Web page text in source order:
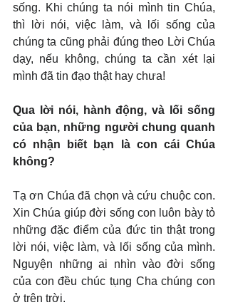
sống. Khi chúng ta nói mình tin Chúa,
thì lời nói, việc làm, và lối sống của
chúng ta cũng phải đúng theo Lời Chúa
dạy, nếu không, chúng ta cần xét lại
mình đã tin đạo thật hay chưa!
Qua lời nói, hành động, và lối sống
của bạn, những người chung quanh
có nhận biết bạn là con cái Chúa
không?
Tạ ơn Chúa đã chọn và cứu chuộc con.
Xin Chúa giúp đời sống con luôn bày tỏ
những đặc điểm của đức tin thật trong
lời nói, việc làm, và lối sống của mình.
Nguyện những ai nhìn vào đời sống
của con đều chúc tụng Cha chúng con
ở trên trời.